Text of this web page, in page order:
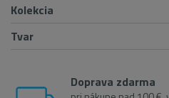
Kolekcia
Tvar
Doprava zdarma